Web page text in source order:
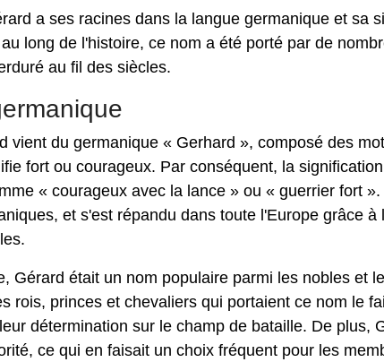
a ses racines dans la langue germanique et sa
long de l'histoire, ce nom a été porté par de
au fil des siècles.
vient du germanique « Gerhard », composé des
fort ou courageux. Par conséquent, la
« courageux avec la lance » ou « guerrier fort
et s'est répandu dans toute l'Europe grâce
Gérard était un nom populaire parmi les nobles et
rois, princes et chevaliers qui portaient ce nom le
détermination sur le champ de bataille. De plus,
ce qui en faisait un choix fréquent pour les